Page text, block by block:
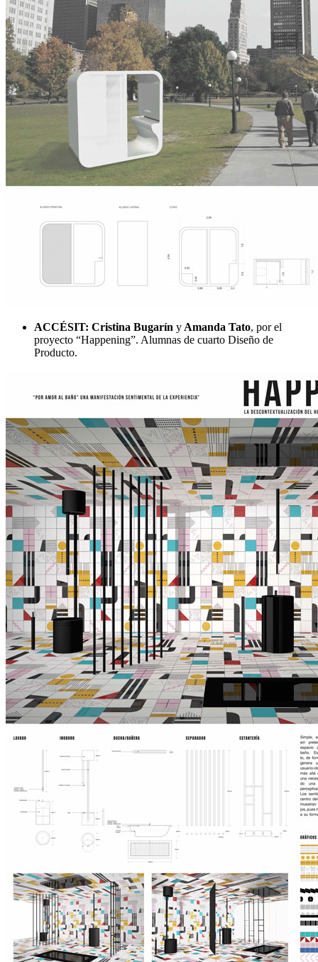
ACCÉSIT: Cristina Bugarín y Amanda Tato, por el
proyecto “Happening”. Alumnas de cuarto Diseño de
Producto.